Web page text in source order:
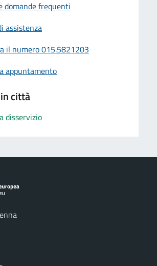
domande frequenti
assistenza
il numero 015.5821203
appuntamento
città
disservizio